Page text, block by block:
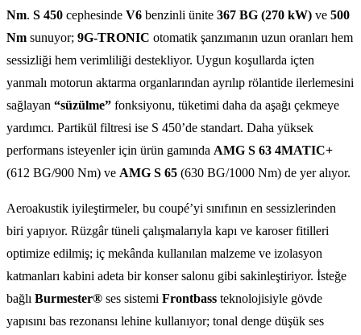
Nm. S 450 cephesinde V6 benzinli ünite 367 BG (270 kW) ve 500
Nm sunuyor; 9G-TRONIC otomatik şanzımanın uzun oranları hem
sessizliği hem verimliliği destekliyor. Uygun koşullarda içten
yanmalı motorun aktarma organlarından ayrılıp rölantide ilerlemesini
sağlayan “süzülme” fonksiyonu, tüketimi daha da aşağı çekmeye
yardımcı. Partikül filtresi ise S 450’de standart. Daha yüksek
performans isteyenler için ürün gamında AMG S 63 4MATIC+
(612 BG/900 Nm) ve AMG S 65 (630 BG/1000 Nm) de yer alıyor.
Aeroakustik iyileştirmeler, bu coupé’yi sınıfının en sessizlerinden
biri yapıyor. Rüzgâr tüneli çalışmalarıyla kapı ve karoser fitilleri
optimize edilmiş; iç mekânda kullanılan malzeme ve izolasyon
katmanları kabini adeta bir konser salonu gibi sakinleştiriyor. İsteğe
bağlı Burmester® ses sistemi Frontbass teknolojisiyle gövde
yapısını bas rezonansı lehine kullanıyor; tonal denge düşük ses